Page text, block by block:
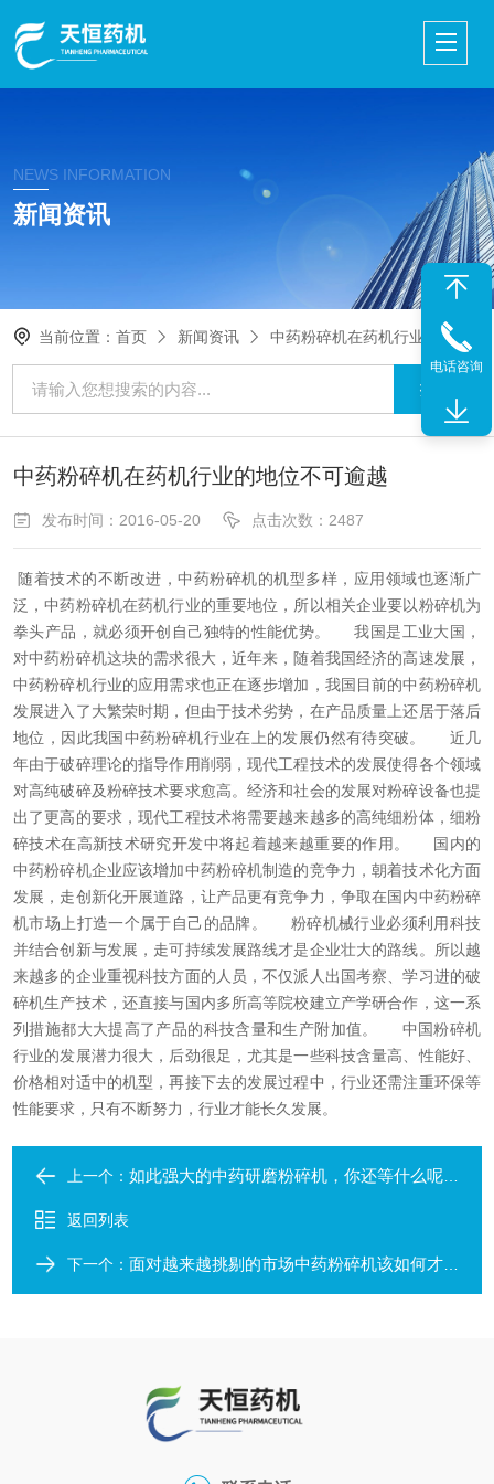
NEWS INFORMATION
新闻资讯
当前位置：首页 新闻资讯 中药粉碎机在药机行业的地位不可逾越
中药粉碎机在药机行业的地位不可逾越
发布时间：2016-05-20 点击次数：2487
随着技术的不断改进，中药粉碎机的机型多样，应用领域也逐渐广
泛，中药粉碎机在药机行业的重要地位，所以相关企业要以粉碎机为
拳头产品，就必须开创自己独特的性能优势。
我国是工业大国，
对中药粉碎机这块的需求很大，近年来，随着我国经济的高速发展，
中药粉碎机行业的应用需求也正在逐步增加，我国目前的中药粉碎机
发展进入了大繁荣时期，但由于技术劣势，在产品质量上还居于落后
地位，因此我国中药粉碎机行业在上的发展仍然有待突破。
近几
年由于破碎理论的指导作用削弱，现代工程技术的发展使得各个领域
对高纯破碎及粉碎技术要求愈高。经济和社会的发展对粉碎设备也提
出了更高的要求，现代工程技术将需要越来越多的高纯细粉体，细粉
碎技术在高新技术研究开发中将起着越来越重要的作用。
国内的
中药粉碎机企业应该增加中药粉碎机制造的竞争力，朝着技术化方面
发展，走创新化开展道路，让产品更有竞争力，争取在国内中药粉碎
机市场上打造一个属于自己的品牌。
粉碎机械行业必须利用科技
并结合创新与发展，走可持续发展路线才是企业壮大的路线。所以越
来越多的企业重视科技方面的人员，不仅派人出国考察、学习进的破
碎机生产技术，还直接与国内多所高等院校建立产学研合作，这一系
列措施都大大提高了产品的科技含量和生产附加值。
中国粉碎机
行业的发展潜力很大，后劲很足，尤其是一些科技含量高、性能好、
价格相对适中的机型，再接下去的发展过程中，行业还需注重环保等
性能要求，只有不断努力，行业才能长久发展。
上一个：如此强大的中药研磨粉碎机，你还等什么呢！
返回列表
下一个：面对越来越挑剔的市场中药粉碎机该如何才能让它喜欢
电话咨询